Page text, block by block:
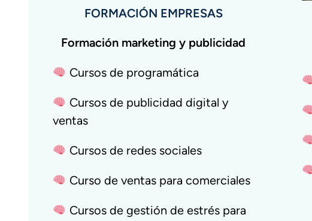
FORMACIÓN EMPRESAS
Formación marketing y publicidad
Cursos de programática
Cursos de publicidad digital y
ventas
Cursos de redes sociales
Curso de ventas para comerciales
Cursos de gestión de estrés para